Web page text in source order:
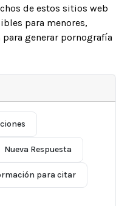
de estos sitios web
para menores,
generar pornografía
Nueva Respuesta
para citar